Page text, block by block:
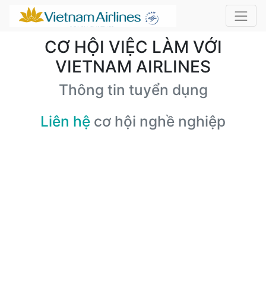
CƠ HỘI VIỆC LÀM VỚI
VIETNAM AIRLINES
Thông tin tuyển dụng
Liên hệ cơ hội nghề nghiệp